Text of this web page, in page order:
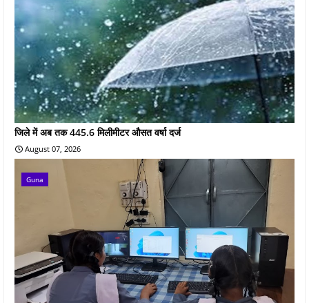
जिले में अब तक 445.6 मिलीमीटर औसत वर्षा दर्ज
August 07, 2026
Guna